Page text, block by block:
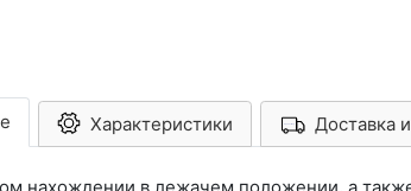
Характеристики Арконт-Мед Доставка